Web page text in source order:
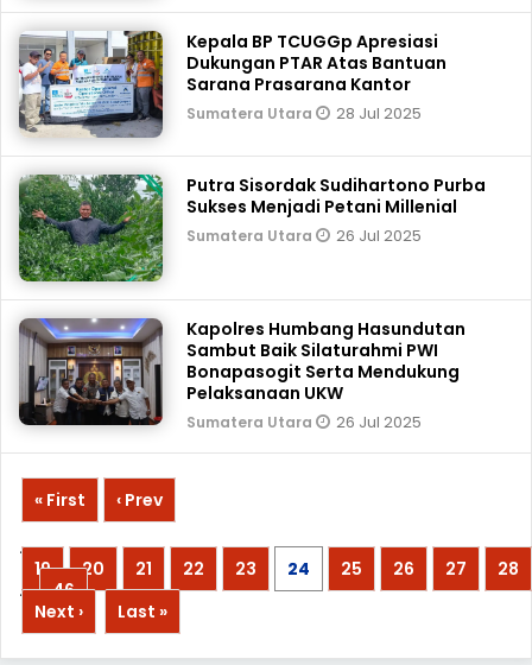
Kepala BP TCUGGp Apresiasi
Dukungan PTAR Atas Bantuan
Sarana Prasarana Kantor
Sumatera Utara 28 Jul 2025
Putra Sisordak Sudihartono Purba
Sukses Menjadi Petani Millenial
Sumatera Utara 26 Jul 2025
Kapolres Humbang Hasundutan
Sambut Baik Silaturahmi PWI
Bonapasogit Serta Mendukung
Pelaksanaan UKW
Sumatera Utara 26 Jul 2025
« First
‹ Prev
...
19
20 21 22 23 24 25 26 27
28
...
46
Next ›
Last »